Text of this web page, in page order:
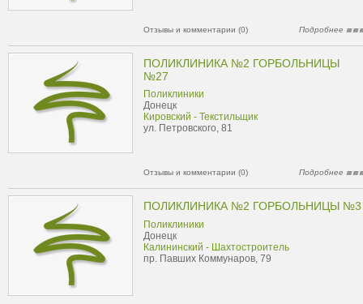
Отзывы и комментарии (0) Подробнее
ПОЛИКЛИНИКА №2 ГОРБОЛЬНИЦЫ
№27
Поликлиники
Донецк
Кировский - Текстильщик
ул. Петровского, 81
Отзывы и комментарии (0) Подробнее
ПОЛИКЛИНИКА №2 ГОРБОЛЬНИЦЫ №3
Поликлиники
Донецк
Калининский - Шахтостроитель
пр. Павших Коммунаров, 79